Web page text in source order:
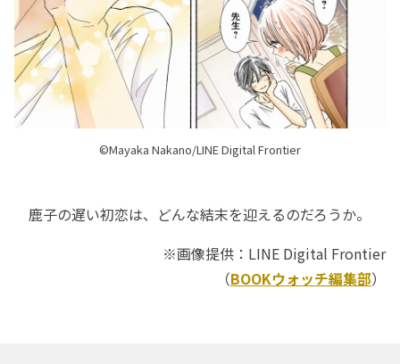
©Mayaka Nakano/LINE Digital Frontier
鹿子の遅い初恋は、どんな結末を迎えるのだろうか。
※画像提供：LINE Digital Frontier
（BOOKウォッチ編集部）